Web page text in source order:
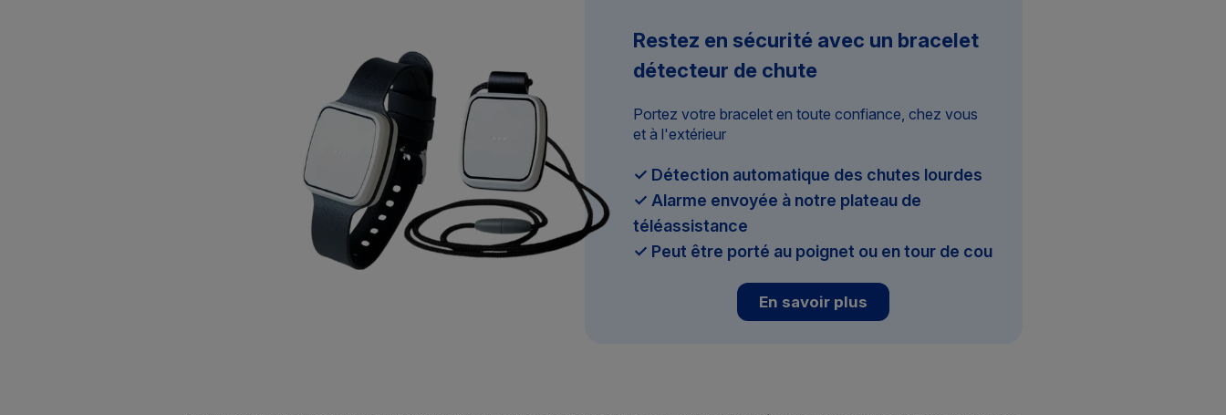
Restez en sécurité avec un bracelet
détecteur de chute
Portez votre bracelet en toute confiance, chez vous
et à l'extérieur
✓ Détection automatique des chutes lourdes
✓ Alarme envoyée à notre plateau de
téléassistance
✓ Peut être porté au poignet ou en tour de cou
En savoir plus